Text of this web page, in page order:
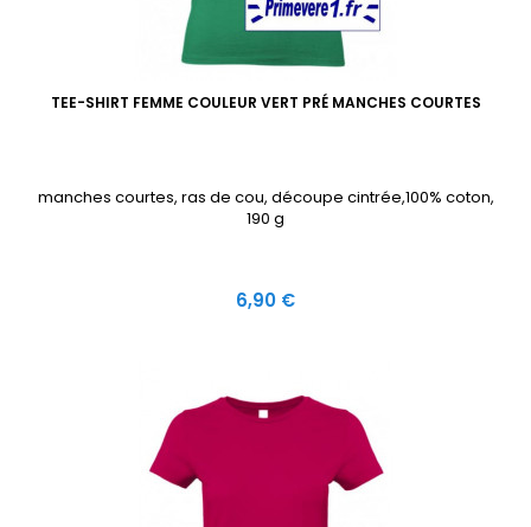
TEE-SHIRT FEMME COULEUR VERT PRÉ MANCHES COURTES
manches courtes, ras de cou, découpe cintrée,100% coton,
190 g
Prix
6,90 €